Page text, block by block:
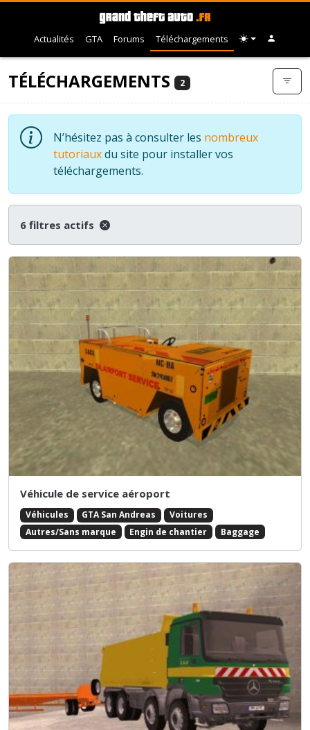
Actualités GTA Forums Téléchargements
TÉLÉCHARGEMENTS 2
N’hésitez pas à consulter les nombreux
tutoriauxdu site pour installer vos
téléchargements.
6 filtres actifs
Véhicule de service aéroport
Véhicules GTA San Andreas
Voitures
Autres/Sans marque
Engin de chantier Baggage